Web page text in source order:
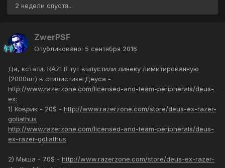
2 недели спустя...
ZwerPSF
Опубликовано: 5 сентября 2016
Да, кстати, RAZER тут выпустили линеку лимитированную
(2000шт) в стилистике Деуса -
http://www.razerzone.com/licensed-and-team-peripherals/deus-
ex:
1) Коврик - 20$ - http://www.razerzone.com/store/deus-ex-razer-
goliathus
http://www.razerzone.com/licensed-and-team-peripherals/deus-
ex-razer-goliathus
2) Мыша - 70$ - http://www.razerzone.com/store/deus-ex-razer-